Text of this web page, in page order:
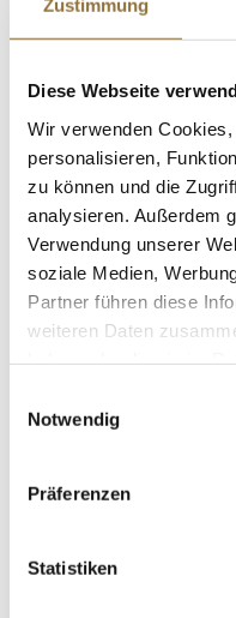
Zustimmung
Diese Webseite
Wir verwenden
personalisieren,
zu können und die
analysieren. Außerdem
Verwendung unserer
soziale Medien,
Partner führen diese
weiteren Daten
Notwendig
Präferenzen
Statistiken
St.
Produkt nur für
St.